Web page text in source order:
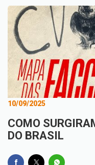
10/09/2025
COMO
DO BRASIL